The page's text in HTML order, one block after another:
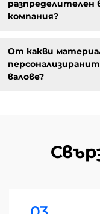
разпределителен
компания?
От какви
валове?